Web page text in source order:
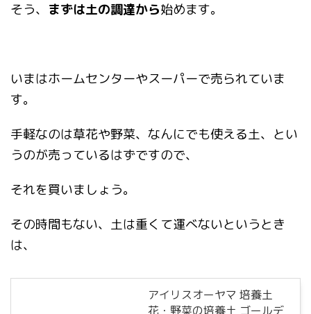
そう、 まずは土の調達から始めます。
いまはホームセンターやスーパーで売られていま
す。
手軽なのは草花や野菜、なんにでも使える土、とい
うのが売っているはずですので、
それを買いましょう。
その時間もない、土は重くて運べないというとき
は、
アイリスオーヤマ 培養土
花・野菜の培養土 ゴールデ